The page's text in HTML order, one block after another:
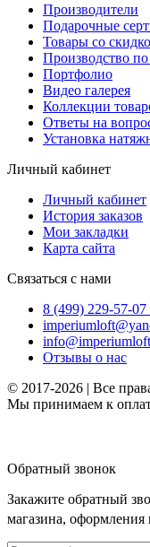
Производители
Подарочные
Товары со
Производство
Портфолио
Видео галерея
Коллекции
Ответы на
Установка
Личный кабинет
Личный кабинет
История заказов
Мои закладки
Карта сайта
Связаться с нами
8 (499) 229-57-07
Отзывы о нас
© 2017-2026 | Все
Мы принимаем к
Обратный звонок
Закажите обратный
магазина, оформления